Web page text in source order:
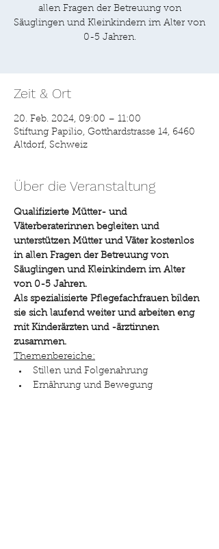
allen Fragen der Betreuung von
Säuglingen und Kleinkindern im Alter von
0-5 Jahren.
Zeit & Ort
20. Feb. 2024, 09:00 – 11:00
Stiftung Papilio, Gotthardstrasse 14, 6460
Altdorf, Schweiz
Über die Veranstaltung
Qualifizierte Mütter- und
Väterberaterinnen begleiten und
unterstützen Mütter und Väter kostenlos
in allen Fragen der Betreuung von
Säuglingen und Kleinkindern im Alter
von 0-5 Jahren.
Als spezialisierte Pflegefachfrauen bilden
sie sich laufend weiter und arbeiten eng
mit Kinderärzten und -ärztinnen
zusammen.
Themenbereiche:
Stillen und Folgenahrung
Ernährung und Bewegung